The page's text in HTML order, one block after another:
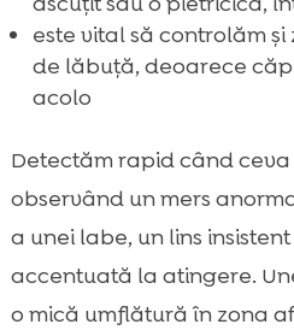
este vital să controlăm și
de lăbuță, deoarece
acolo
Detectăm rapid când
observând un mers
a unei labe, un lins
accentuată la atingere.
o mică umflătură în zona